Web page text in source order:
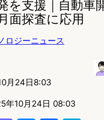
を支援｜自動車
面探査に応用
ロジーニュース
月24日8:03
年10月24日 08:03